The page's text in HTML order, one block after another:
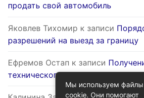
продать свой автомобиль
Яковлев Тихомир к записи
разрешений на выезд за границу
Ефремов Остап к записи
технического паспорта на жилой
Мы используем файлы
cookie. Они помогают